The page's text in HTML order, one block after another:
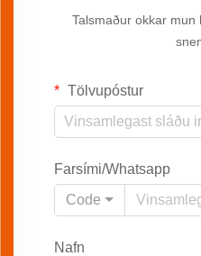
Talsmaður okkar
Tölvupóstur
Farsími/Whatsapp
Code
Nafn